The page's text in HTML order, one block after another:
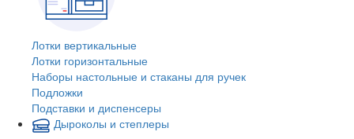
Лотки вертикальные
Лотки горизонтальные
Наборы настольные и стаканы для ручек
Подложки
Подставки и диспенсеры
Дыроколы и степлеры